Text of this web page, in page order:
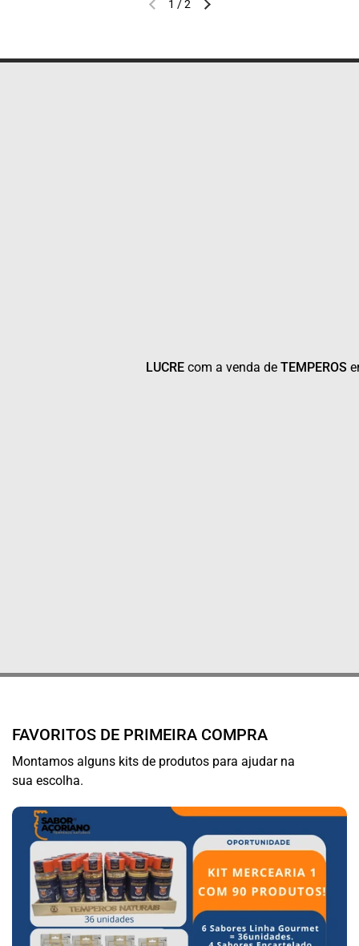
1 /2
com a venda deTEMPEROSem seu
FAVORITOS DE PRIMEIRA COMPRA
Montamos alguns kits de produtos para ajudar na
sua escolha.